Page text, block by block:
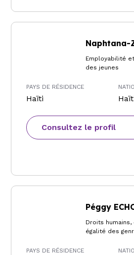
Naphtana-
Employabilité
des jeunes
PAYS DE RÉSIDENCE
Haïti
Consultez le profil
Péggy
Droits
égalité des
PAYS DE RÉSIDENCE